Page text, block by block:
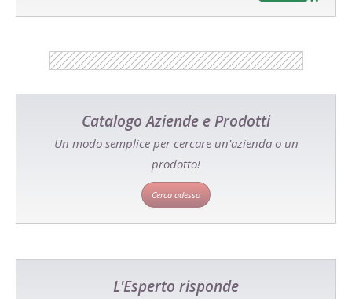
Catalogo Aziende e Prodotti
Un modo semplice per cercare un'azienda o un
prodotto!
Cerca adesso
L'Esperto risponde